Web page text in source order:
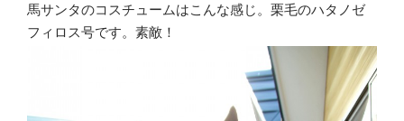
馬サンタのコスチュームはこんな感じ。栗毛のハタノゼ
フィロス号です。素敵！